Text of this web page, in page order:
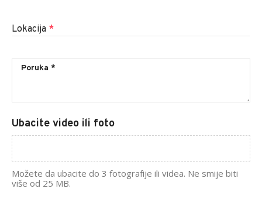
Lokacija *
Ubacite video ili foto
Možete da ubacite do 3 fotografije ili videa. Ne smije biti
više od 25 MB.